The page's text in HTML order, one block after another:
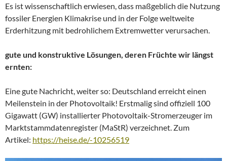
Es ist wissenschaftlich erwiesen, dass maßgeblich die Nutzung
fossiler Energien Klimakrise und in der Folge weltweite
Erderhitzung mit bedrohlichem Extremwetter verursachen.
gute und konstruktive Lösungen, deren Früchte wir längst
ernten:
Eine gute Nachricht, weiter so: Deutschland erreicht einen
Meilenstein in der Photovoltaik! Erstmalig sind offiziell 100
Gigawatt (GW) installierter Photovoltaik-Stromerzeuger im
Marktstammdatenregister (MaStR) verzeichnet. Zum
Artikel: https://heise.de/-10256519